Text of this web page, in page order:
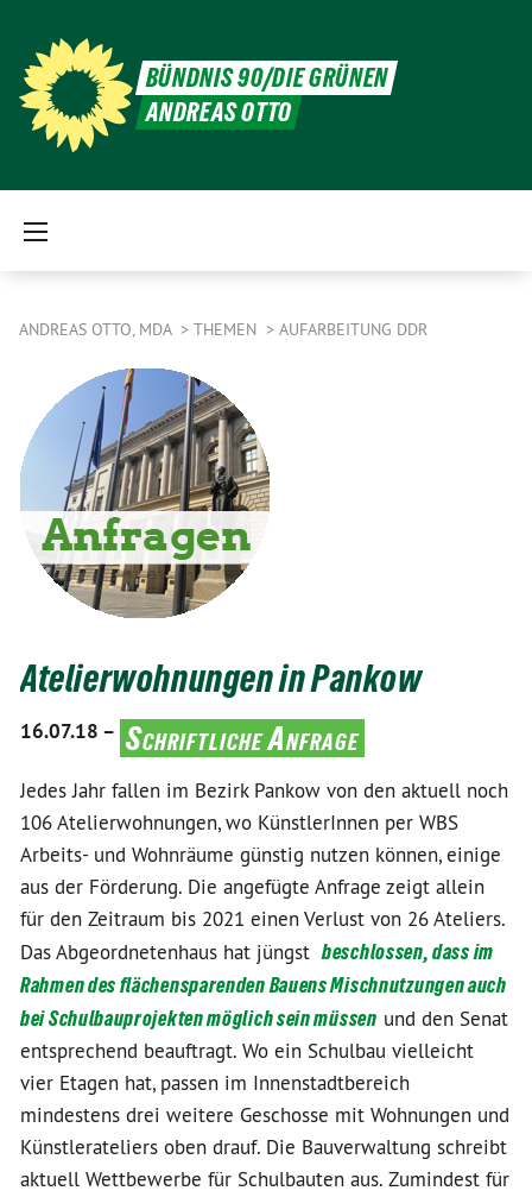
BÜNDNIS 90/DIE GRÜNEN
ANDREAS OTTO
ANDREAS OTTO, MDA THEMEN AUFARBEITUNG DDR
Atelierwohnungen in Pankow
16.07.18 – Schriftliche Anfrage
Jedes Jahr fallen im Bezirk Pankow von den aktuell noch
106 Atelierwohnungen, wo KünstlerInnen per WBS
Arbeits- und Wohnräume günstig nutzen können, einige
aus der Förderung. Die angefügte Anfrage zeigt allein
für den Zeitraum bis 2021 einen Verlust von 26 Ateliers.
Das Abgeordnetenhaus hat jüngstbeschlossen, dass im
Rahmen des flächensparenden Bauens Mischnutzungen auch
bei Schulbauprojekten möglich sein müssen und den Senat
entsprechend beauftragt. Wo ein Schulbau vielleicht
vier Etagen hat, passen im Innenstadtbereich
mindestens drei weitere Geschosse mit Wohnungen und
Künstlerateliers oben drauf. Die Bauverwaltung schreibt
aktuell Wettbewerbe für Schulbauten aus. Zumindest für